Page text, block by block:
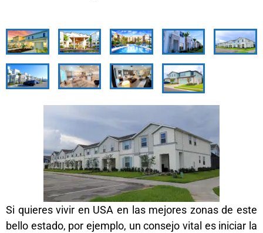
Si quieres vivir en USA en las mejores zonas de este
bello estado, por ejemplo, un consejo vital es iniciar la